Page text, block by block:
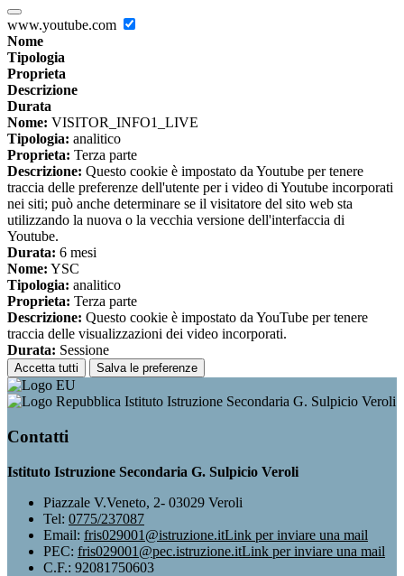
www.youtube.com
Nome
Tipologia
Proprieta
Descrizione
Durata
Nome: VISITOR_INFO1_LIVE
Tipologia: analitico
Proprieta: Terza parte
Descrizione: Questo cookie è impostato da Youtube per tenere
traccia delle preferenze dell'utente per i video di Youtube incorporati
nei siti; può anche determinare se il visitatore del sito web sta
utilizzando la nuova o la vecchia versione dell'interfaccia di
Youtube.
Durata: 6 mesi
Nome: YSC
Tipologia: analitico
Proprieta: Terza parte
Descrizione: Questo cookie è impostato da YouTube per tenere
traccia delle visualizzazioni dei video incorporati.
Durata: Sessione
Accetta tutti Salva le preferenze
Istituto Istruzione Secondaria G. Sulpicio Veroli
Contatti
Istituto Istruzione Secondaria G. Sulpicio Veroli
Piazzale V.Veneto, 2- 03029 Veroli
Tel: 0775/237087
Email: fris029001@istruzione.itLink per inviare una mail
PEC: fris029001@pec.istruzione.itLink per inviare una mail
C.F.: 92081750603